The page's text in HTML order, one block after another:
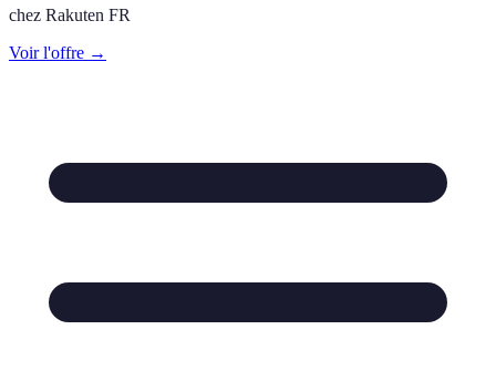
chez Rakuten FR
Voir l'offre →